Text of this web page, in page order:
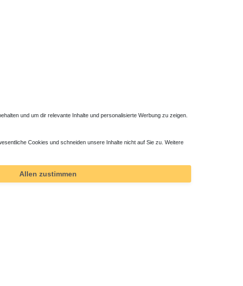
und um dir relevante Inhalte und personalisierte Werbung zu zeigen.
Cookies und schneiden unsere Inhalte nicht auf Sie zu. Weitere
Allen zustimmen